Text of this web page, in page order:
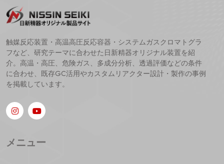
触媒反応装置・高温高圧反応容器・システムガスクロマトグラ
フなど、研究テーマに合わせた日新精器オリジナル装置を紹
介。高温・高圧、危険ガス、多成分分析、透過評価などの条件
に合わせ、既存GC活用やカスタムリアクター設計・製作の事例
を掲載しています。
メニュー